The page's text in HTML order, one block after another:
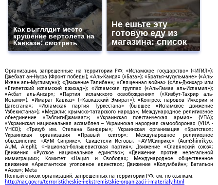
Как выглядит место
крушение вертолета на
Кавказе: смотреть
Не ешьте эту
готовую еду из
магазина: список
Организации, запрещенные на территории РФ: «Исламское государство» («ИГИЛ»);
Джебхат ан-Нусра (Фронт победы); «Аль-Каида» («База»); «Братья-мусульмане» («Аль-
Ихван аль-Муслимун»); «Движение Талибан»; «Священная война» («Аль-Джихад» или
«Египетский исламский джихад»); «Исламская группа» («Аль-Гамаа аль-Исламия»);
«Асбат аль-Ансар»; «Партия исламского освобождения» («Хизбут-Тахрир аль-
Ислами»); «Имарат Кавказ» («Кавказский Эмират»); «Конгресс народов Ичкерии и
Дагестана»; «Исламская партия Туркестана» (бывшее «Исламское движение
Узбекистана»); «Меджлис крымско-татарского народа»; Международное религиозное
объединение «ТаблигиДжамаат»; «Украинская повстанческая армия» (УПА);
«Украинская национальная ассамблея – Украинская народная самооборона» (УНА -
УНСО); «Тризуб им. Степана Бандеры»; Украинская организация «Братство»;
Украинская организация «Правый сектор»; Международное религиозное
объединение «АУМ Синрике»; Свидетели Иеговы; «АУМСинрике» (AumShinrikyo,
AUM, Aleph); «Национал-большевистская партия»; Движение «Славянский союз»;
Движения «Русское национальное единство»; «Движение против нелегальной
иммиграции»; Комитет «Нация и Свобода»; Международное общественное
движение «Арестантское уголовное единство»; Движение «Колумбайн»; Батальон
«Азов»; Meta
Полный список организаций, запрещенных на территории РФ, см. по ссылкам:
http://nac.gov.ru/terroristicheskie-i-ekstremistskie-organizacii-i-materialy.html